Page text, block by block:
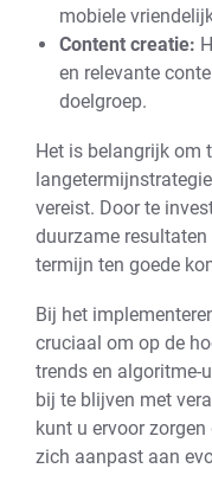
mobiele
Content creatie:
en relevante
doelgroep.
Het is belangrijk om
vereist. Door te
duurzame
termijn ten goede
Bij het
cruciaal om op de
trends en algoritme-
bij te blijven met
kunt u ervoor
zich aanpast aan